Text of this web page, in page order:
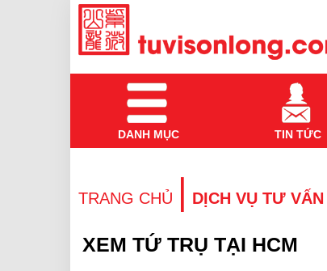
DANH MỤC TIN TỨC
TRANG CHỦ | DỊCH VỤ TƯ VẤN
XEM TỨ TRỤ TẠI HCM